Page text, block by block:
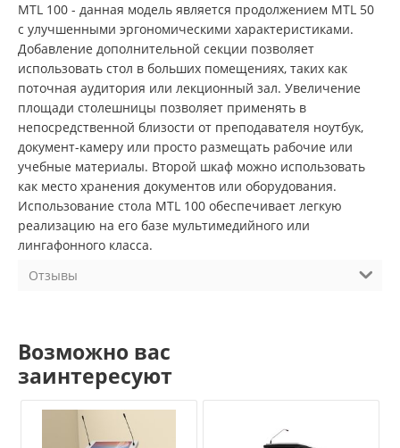
MTL 100 - данная модель является продолжением MTL 50
с улучшенными эргономическими характеристиками.
Добавление дополнительной секции позволяет
использовать стол в больших помещениях, таких как
поточная аудитория или лекционный зал. Увеличение
площади столешницы позволяет применять в
непосредственной близости от преподавателя ноутбук,
документ-камеру или просто размещать рабочие или
учебные материалы. Второй шкаф можно использовать
как место хранения документов или оборудования.
Использование стола MTL 100 обеспечивает легкую
реализацию на его базе мультимедийного или
лингафонного класса.
Отзывы
Возможно вас
заинтересуют